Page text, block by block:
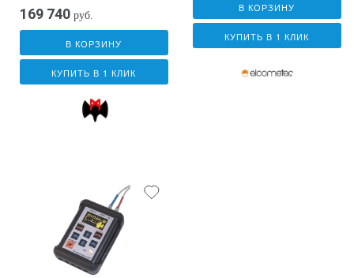
169 740 руб.
В КОРЗИНУ
КУПИТЬ В 1 КЛИК
В КОРЗИНУ
КУПИТЬ В 1 КЛИК